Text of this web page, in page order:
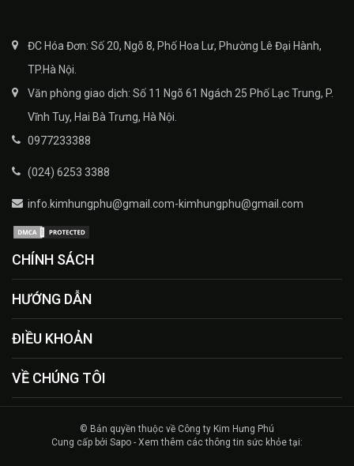
ĐC Hóa Đơn: Số 20, Ngõ 8, Phố Hoa Lư, Phường Lê Đại Hành,
TP.Hà Nội.
Văn phòng giao dịch: Số 11 Ngõ 61 Ngách 25 Phố Lạc Trung, P.
Vĩnh Tuy, Hai Bà Trưng, Hà Nội.
0977233388
(024) 6253 3388
info.kimhungphu@gmail.com-kimhungphu@gmail.com
CHÍNH SÁCH
HƯỚNG DẪN
ĐIỀU KHOẢN
VỀ CHÚNG TÔI
© Bản quyền thuộc về Công ty Kim Hưng Phú
Cung cấp bởi Sapo - Xem thêm các thông tin sức khỏe tại: